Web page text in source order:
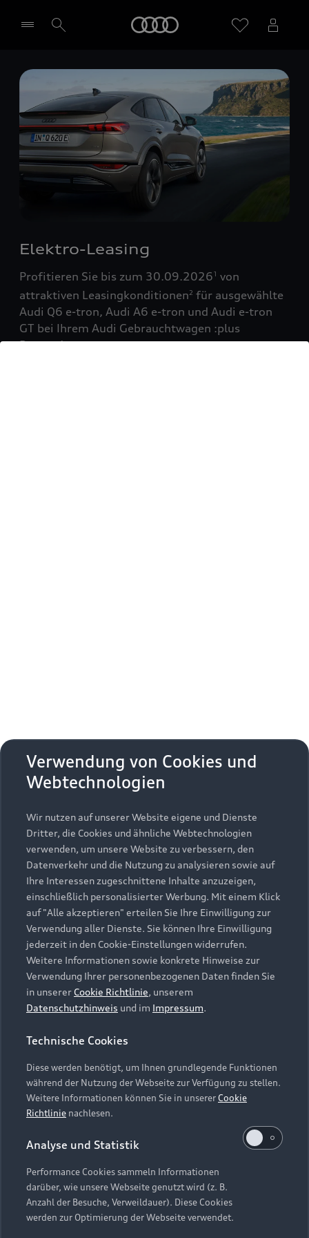
Händler wählen
Elektro-Leasing
Profitieren Sie bis zum 30.09.20261 von
attraktiven Leasingkonditionen2 für ausgewählte
Audi Q6 e-tron, Audi A6 e-tron und Audi e-tron
GT bei Ihrem Audi Gebrauchtwagen :plus
Partner!
Zurück nach oben
Modelle
Alle Modelle
Modelle vergleichen
Elektromodelle
Plug-in-Hybride
Kaufen & leasen
Neuwagensuche
Gebrauchtwagensuche
Gebrauchtwagen
Finanzierung
Aktionen & Angebote
Geschäftskunden
Service & Zubehör
Saisonale Angebote
Audi Services
Garantie
Audi digital services
myAudi
Support
Kundenservice
Händlersuche
Audi Code
Online-Terminvereinbarung
Servicekontakt
Vertrag widerrufen
Über Audi
Unternehmen
Karriere
Investor Relations
Presse & Media Center
Datenschutz
Audi erleben
Newsletter
Impressum Rechtliches
Hinweisgebersystem
Datenschutzinformation
Cookie-Einstellungen
Cookie-Richtlinie
Barrierefreiheit
Hinweis: Die aktuelle Darstellung und Anordnung der
Embleme am Fahrzeug bei allen Abbildungen auf dieser
Webseite kann abweichen.
Verwendung von Cookies und
Webtechnologien
Wir nutzen auf unserer Website eigene und Dienste
Dritter, die Cookies und ähnliche Webtechnologien
verwenden, um unsere Website zu verbessern, den
Datenverkehr und die Nutzung zu analysieren sowie auf
Ihre Interessen zugeschnittene Inhalte anzuzeigen,
einschließlich personalisierter Werbung. Mit einem Klick
auf "Alle akzeptieren" erteilen Sie Ihre Einwilligung zur
Verwendung aller Dienste. Sie können Ihre Einwilligung
jederzeit in den Cookie-Einstellungen widerrufen.
Weitere Informationen sowie konkrete Hinweise zur
Verwendung Ihrer personenbezogenen Daten finden Sie
in unserer Cookie Richtlinie, unserem
Datenschutzhinweis und im Impressum.
Technische Cookies
Diese werden benötigt, um Ihnen grundlegende Funktionen
während der Nutzung der Webseite zur Verfügung zu stellen.
Weitere Informationen können Sie in unsererCookie
Richtlinie nachlesen.
Analyse und Statistik
Performance Cookies sammeln Informationen
darüber, wie unsere Webseite genutzt wird (z. B.
Anzahl der Besuche, Verweildauer). Diese Cookies
werden zur Optimierung der Webseite verwendet.